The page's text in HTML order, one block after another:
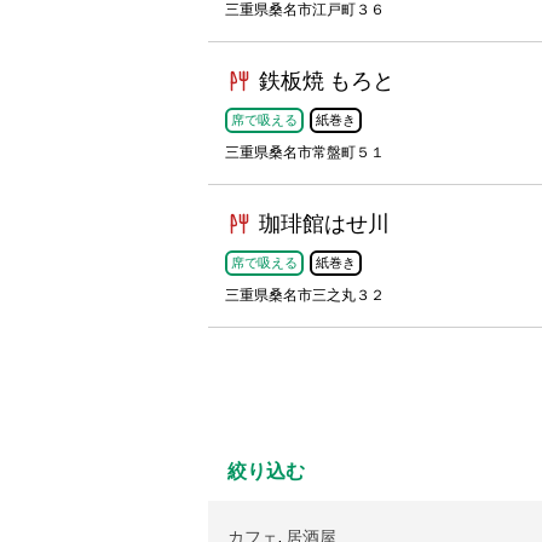
三重県桑名市江戸町３６
鉄板焼 もろと
席で吸える 紙巻き
三重県桑名市常盤町５１
珈琲館はせ川
席で吸える 紙巻き
三重県桑名市三之丸３２
絞り込む
カフェ, 居酒屋